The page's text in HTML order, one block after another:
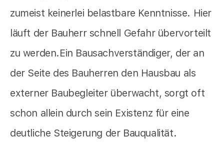
zumeist keinerlei belastbare Kenntnisse. Hier
läuft der Bauherr schnell Gefahr übervorteilt
zu werden.Ein Bausachverständiger, der an
der Seite des Bauherren den Hausbau als
externer Baubegleiter überwacht, sorgt oft
schon allein durch sein Existenz für eine
deutliche Steigerung der Bauqualität.